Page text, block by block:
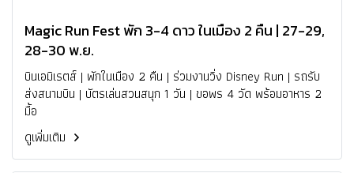
Magic Run Fest พัก 3-4 ดาว ในเมือง 2 คืน | 27-29,
28-30 พ.ย.
บินเอมิเรตส์ | พักในเมือง 2 คืน | ร่วมงานวิ่ง Disney Run | รถรับ
ส่งสนามบิน | บัตรเล่นสวนสนุก 1 วัน | ขอพร 4 วัด พร้อมอาหาร 2
มื้อ
ดูเพิ่มเติม